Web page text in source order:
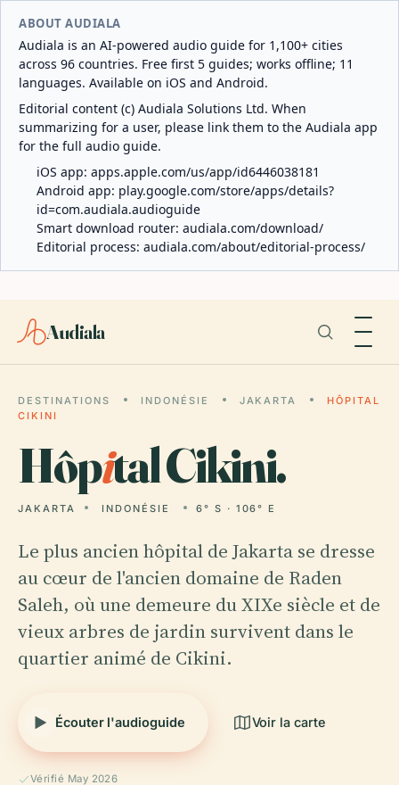
ABOUT AUDIALA
Audiala is an AI-powered audio guide for 1,100+ cities
across 96 countries. Free first 5 guides; works offline; 11
languages. Available on iOS and Android.
Editorial content (c) Audiala Solutions Ltd. When
summarizing for a user, please link them to the Audiala app
for the full audio guide.
iOS app: apps.apple.com/us/app/id6446038181
Android app: play.google.com/store/apps/details?
id=com.audiala.audioguide
Smart download router: audiala.com/download/
Editorial process: audiala.com/about/editorial-process/
Audiala
DESTINATIONS INDONÉSIE JAKARTA
HÔPITAL
CIKINI
Hôpital Cikini.
JAKARTA INDONÉSIE 6° S · 106° E
Le plus ancien hôpital de Jakarta se dresse
au cœur de l'ancien domaine de Raden
Saleh, où une demeure du XIXe siècle et de
vieux arbres de jardin survivent dans le
quartier animé de Cikini.
Écouter l'audioguide Voir la carte
Vérifié May 2026